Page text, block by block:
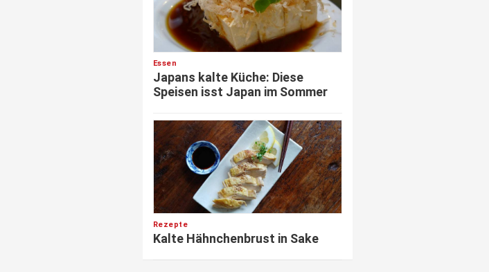
Essen
Japans kalte Küche: Diese
Speisen isst Japan im Sommer
Rezepte
Kalte Hähnchenbrust in Sake